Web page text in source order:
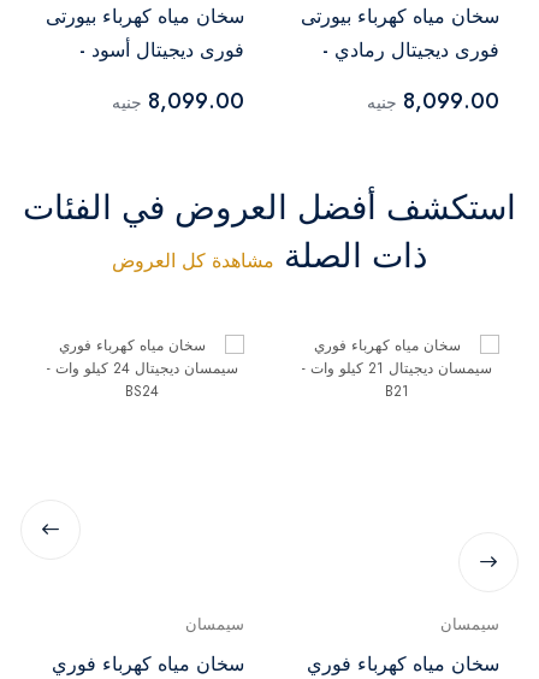
سخان مياه كهرباء بيورتى
فورى ديجيتال رمادي -
8,099.00 جنيه
سخان مياه كهرباء بيورتى
فورى ديجيتال أسود -
8,099.00 جنيه
استكشف أفضل العروض في الفئات
ذات الصلة مشاهدة كل العروض
سيمسان
سخان مياه كهرباء فوري
سيمسان
سخان مياه كهرباء فوري